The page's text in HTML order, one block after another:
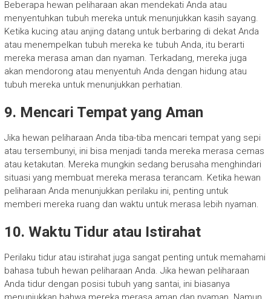
Beberapa hewan peliharaan akan mendekati Anda atau
menyentuhkan tubuh mereka untuk menunjukkan kasih sayang.
Ketika kucing atau anjing datang untuk berbaring di dekat Anda
atau menempelkan tubuh mereka ke tubuh Anda, itu berarti
mereka merasa aman dan nyaman. Terkadang, mereka juga
akan mendorong atau menyentuh Anda dengan hidung atau
tubuh mereka untuk menunjukkan perhatian.
9. Mencari Tempat yang Aman
Jika hewan peliharaan Anda tiba-tiba mencari tempat yang sepi
atau tersembunyi, ini bisa menjadi tanda mereka merasa cemas
atau ketakutan. Mereka mungkin sedang berusaha menghindari
situasi yang membuat mereka merasa terancam. Ketika hewan
peliharaan Anda menunjukkan perilaku ini, penting untuk
memberi mereka ruang dan waktu untuk merasa lebih nyaman.
10. Waktu Tidur atau Istirahat
Perilaku tidur atau istirahat juga sangat penting untuk memahami
bahasa tubuh hewan peliharaan Anda. Jika hewan peliharaan
Anda tidur dengan posisi tubuh yang santai, ini biasanya